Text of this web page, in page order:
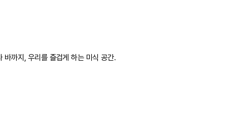
바까지, 우리를 즐겁게 하는 미식 공간.